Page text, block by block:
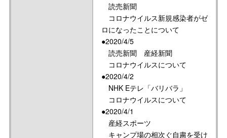
読売新聞
コロナウイルス新規感染者がゼ
ロになったことについて
●2020/4/5
読売新聞 産経新聞
コロナウイルスについて
●2020/4/2
NHK Eテレ「バリバラ」
コロナウイルスについて
●2020/4/1
産経スポーツ
キャンプ場の相次ぐ自粛を受け